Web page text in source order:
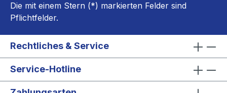
Die mit einem Stern (*) markierten Felder sind
Pflichtfelder.
Rechtliches & Service
Service-Hotline